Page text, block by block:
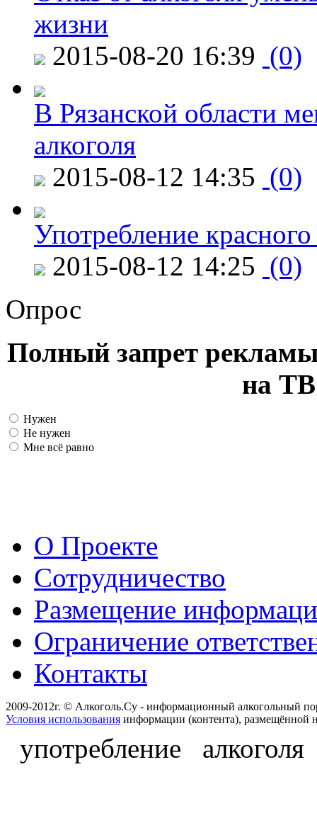
жизни
2015-08-20 16:39 (0)
В Рязанской области
алкоголя
2015-08-12 14:35 (0)
Употребление
2015-08-12 14:25 (0)
Опрос
Полный запрет
на ТВ
Нужен
Не нужен
Мне всё равно
О Проекте
Сотрудничество
Размещение
Ограничение
Контакты
2009-2012г. © Алкоголь.Су - информационный алкогольный
Условия использования информации (контента), размещённой
употребление